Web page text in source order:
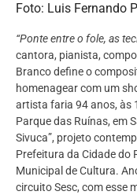
Foto: Luis Fernando
“Ponte entre o fole, as
cantora, pianista,
Branco define o
homenagear com um
artista faria 94 anos, às
Parque das Ruínas, em
Sivuca”, projeto
Prefeitura da Cidade do
Municipal de Cultura.
circuito Sesc, com esse